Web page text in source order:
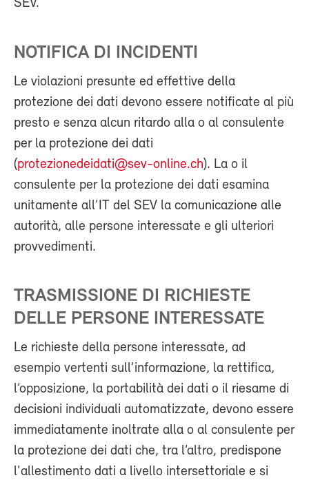
SEV.
NOTIFICA DI INCIDENTI
Le violazioni presunte ed effettive della
protezione dei dati devono essere notificate al più
presto e senza alcun ritardo alla o al consulente
per la protezione dei dati
(protezionedeidati@sev-online.ch). La o il
consulente per la protezione dei dati esamina
unitamente all’IT del SEV la comunicazione alle
autorità, alle persone interessate e gli ulteriori
provvedimenti.
TRASMISSIONE DI RICHIESTE
DELLE PERSONE INTERESSATE
Le richieste della persone interessate, ad
esempio vertenti sull’informazione, la rettifica,
l’opposizione, la portabilità dei dati o il riesame di
decisioni individuali automatizzate, devono essere
immediatamente inoltrate alla o al consulente per
la protezione dei dati che, tra l’altro, predispone
l'allestimento dati a livello intersettoriale e si